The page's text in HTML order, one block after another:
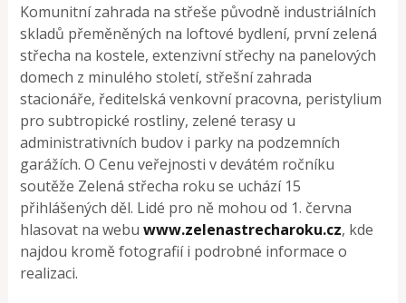
Komunitní zahrada na střeše původně industriálních
skladů přeměněných na loftové bydlení, první zelená
střecha na kostele, extenzivní střechy na panelových
domech z minulého století, střešní zahrada
stacionáře, ředitelská venkovní pracovna, peristylium
pro subtropické rostliny, zelené terasy u
administrativních budov i parky na podzemních
garážích. O Cenu veřejnosti v devátém ročníku
soutěže Zelená střecha roku se uchází 15
přihlášených děl. Lidé pro ně mohou od 1. června
hlasovat na webuwww.zelenastrecharoku.cz, kde
najdou kromě fotografií i podrobné informace o
realizaci.